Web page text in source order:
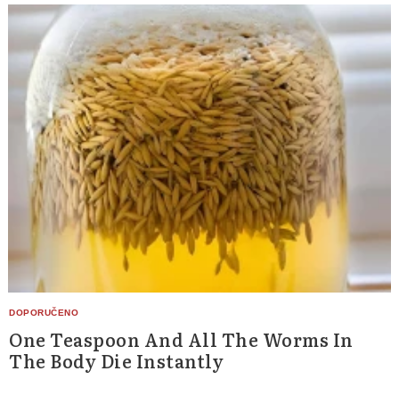
One Teaspoon And All The Worms In
The Body Die Instantly